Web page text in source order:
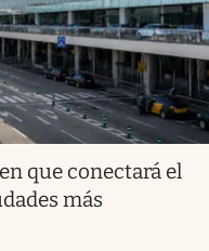
que conectará el
más